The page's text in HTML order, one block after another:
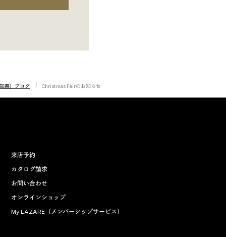
県）ブログ Christmas Fairのお知らせ
来店予約
カタログ請求
お問い合わせ
オンラインショップ
My LAZARE（メンバーシップサービス）